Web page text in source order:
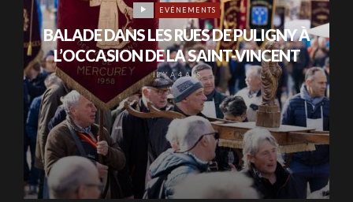
EVÉNEMENTS
BALADE DANS LES RUES DE PULIGNY À
L’OCCASION DE LA SAINT-VINCENT
IL Y A 4 ANS